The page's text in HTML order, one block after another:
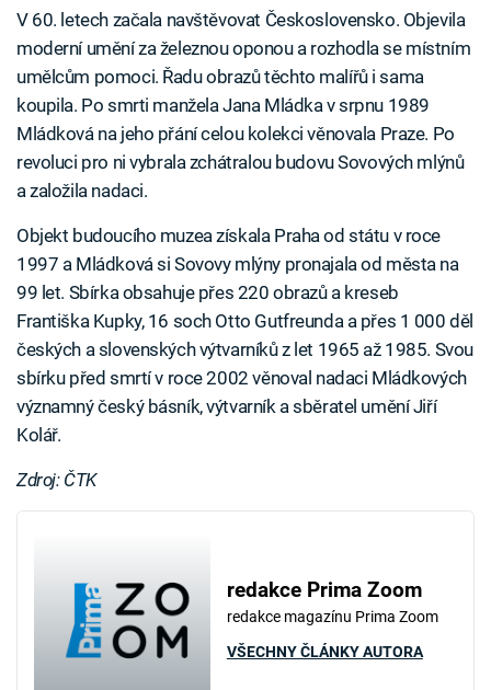
V 60. letech začala navštěvovat Československo. Objevila
moderní umění za železnou oponou a rozhodla se místním
umělcům pomoci. Řadu obrazů těchto malířů i sama
koupila. Po smrti manžela Jana Mládka v srpnu 1989
Mládková na jeho přání celou kolekci věnovala Praze. Po
revoluci pro ni vybrala zchátralou budovu Sovových mlýnů
a založila nadaci.
Objekt budoucího muzea získala Praha od státu v roce
1997 a Mládková si Sovovy mlýny pronajala od města na
99 let. Sbírka obsahuje přes 220 obrazů a kreseb
Františka Kupky, 16 soch Otto Gutfreunda a přes 1 000 děl
českých a slovenských výtvarníků z let 1965 až 1985. Svou
sbírku před smrtí v roce 2002 věnoval nadaci Mládkových
významný český básník, výtvarník a sběratel umění Jiří
Kolář.
Zdroj: ČTK
redakce Prima Zoom
redakce magazínu Prima Zoom
VŠECHNY ČLÁNKY AUTORA